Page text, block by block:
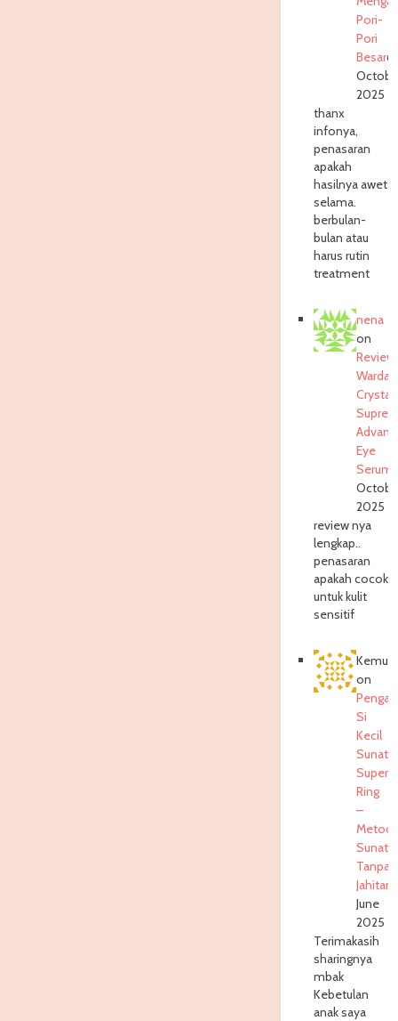
Pori-
Pori
Besar6
2025
thanx
infonya,
penasaran
apakah
hasilnya awet
selama.
berbulan-
bulan atau
harus rutin
treatment
nena
on
Review
Wardah
Eye
Serum
2025
review nya
lengkap..
penasaran
apakah cocok
untuk kulit
sensitif
on
Si
Kecil
Sunat
Super
Ring
–
Sunat
Tanpa
Jahitan
June
2025
Terimakasih
sharingnya
mbak
Kebetulan
anak saya